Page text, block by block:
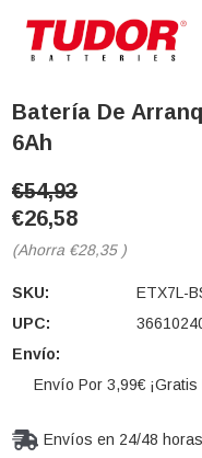
Batería De
6Ah
€54,93
€26,58
(Ahorra €28,35 )
SKU:
ETX7L-
UPC:
Envío:
Envío Por 3,99€
Envíos en 24/48